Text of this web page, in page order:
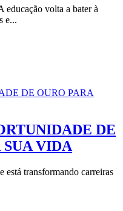
educação volta a bater à
e...
DE
SUA VIDA
está transformando carreiras